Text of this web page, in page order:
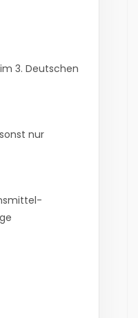
3. Deutschen
nur